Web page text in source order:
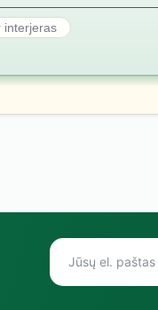
interjeras